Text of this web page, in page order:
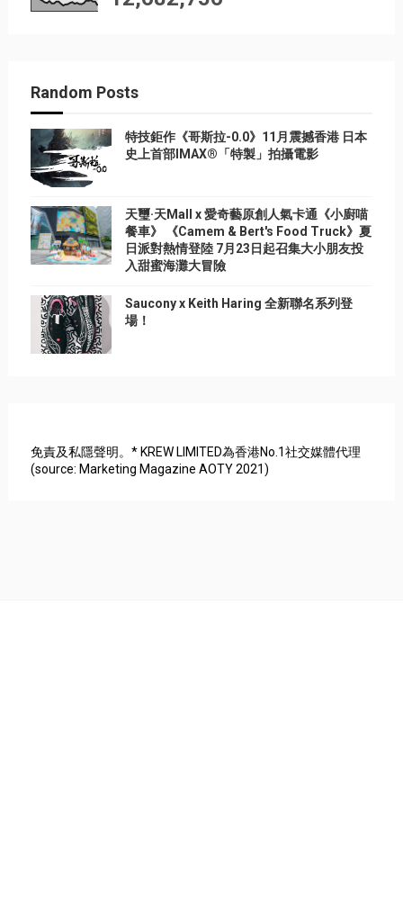
Random Posts
特技鉅作《哥斯拉-0.0》11月震撼香港 日本
史上首部IMAX®「特製」拍攝電影
天璽·天Mall x 愛奇藝原創人氣卡通《小廚喵
餐車》 《Camem & Bert's Food Truck》夏
日派對熱情登陸 7月23日起召集大小朋友投
入甜蜜海灘大冒險
Saucony x Keith Haring 全新聯名系列登
場！
免責及私隱聲明。* KREW LIMITED為香港No.1社交媒體代理
(source: Marketing Magazine AOTY 2021)